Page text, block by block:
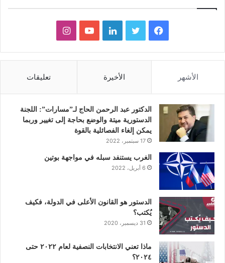
ي
و
ك
و
ر
ي
د
إ
و
و
ب
ن
ق
الأشهر الأخيرة تعليقات
الدكتور عبد الرحمن الحاج لـ”مسارات”: اللجنة
الدستورية ميتة والوضع بحاجة إلى تغيير وربما
يمكن إلغاء الفصائلية بالقوة
17 سبتمبر، 2022
الغرب يستنفد سبله في مواجهة بوتين
6 أبريل، 2022
الدستور هو القانون الأعلى في الدولة، فكيف
يُكتب؟
31 ديسمبر، 2020
ماذا تعني الانتخابات النصفية لعام ٢٠٢٢ حتى
٢٠٢٤؟